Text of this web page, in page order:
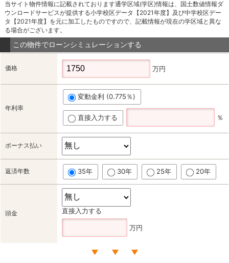
当サイト物件情報に記載されております通学区域(学区)情報は、国土数値情報ダ
ウンロードサービスが提供する小学校区データ【2021年度】及び中学校区デー
タ【2021年度】を元に加工したものですので、記載情報が現在の学区域と異な
る場合がございます。
この物件でローンシミュレーションする
価格 万円
年利率
変動金利 (0.775％)
直接入力する ％
ボーナス払い
返済年数 35年 30年 25年 20年
頭金 直接入力する
万円